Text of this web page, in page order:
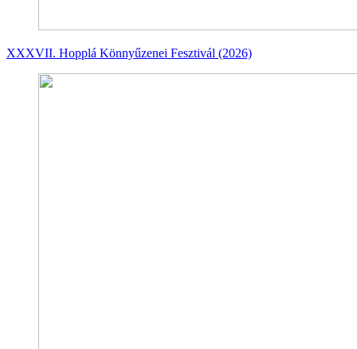
XXXVII. Hopplá Könnyűzenei Fesztivál (2026)